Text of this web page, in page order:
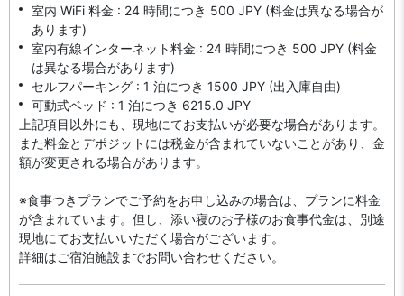
室内 WiFi 料金 : 24 時間につき 500 JPY (料金は異なる場合が
あります)
室内有線インターネット料金 : 24 時間につき 500 JPY (料金
は異なる場合があります)
セルフパーキング : 1 泊につき 1500 JPY (出入庫自由)
可動式ベッド : 1 泊につき 6215.0 JPY
上記項目以外にも、現地にてお支払いが必要な場合があります。
また料金とデポジットには税金が含まれていないことがあり、金
額が変更される場合があります。
※食事つきプランでご予約をお申し込みの場合は、プランに料金
が含まれています。但し、添い寝のお子様のお食事代金は、別途
現地にてお支払いいただく場合がございます。
詳細はご宿泊施設までお問い合わせください。